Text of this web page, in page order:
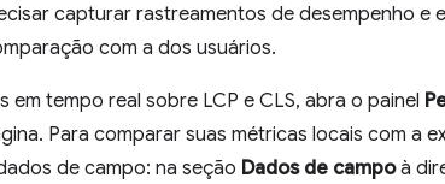
capturar rastreamentos de desempenho e
com a dos usuários.
em tempo real sobre LCP e CLS, abra o painel
Para comparar suas métricas locais com a
de campo: na seção Dados de campoà